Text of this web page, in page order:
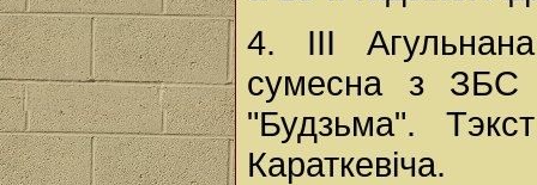
4. ІІІ
сумесна з ЗБС
"Будзьма".
Караткевіча.